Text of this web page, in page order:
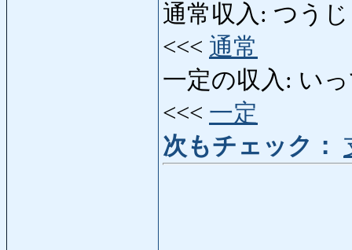
通常収入: つう
<<< 通常
一定の収入: い
<<< 一定
次もチェック：